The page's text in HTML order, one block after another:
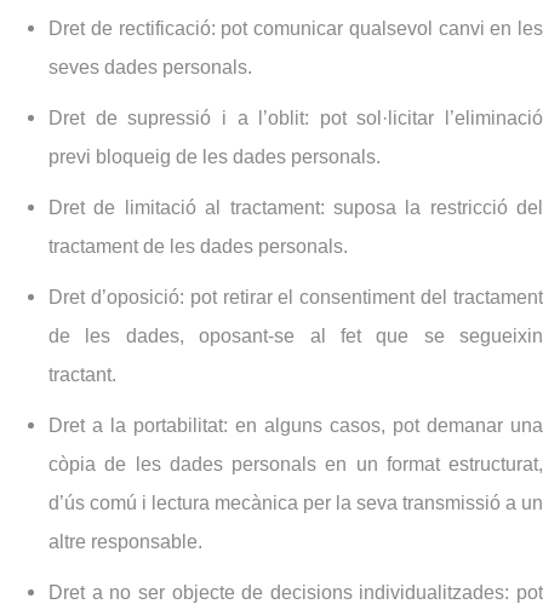
Dret de rectificació: pot comunicar qualsevol canvi en les
seves dades personals.
Dret de supressió i a l’oblit: pot sol·licitar l’eliminació
previ bloqueig de les dades personals.
Dret de limitació al tractament: suposa la restricció del
tractament de les dades personals.
Dret d’oposició: pot retirar el consentiment del tractament
de les dades, oposant-se al fet que se segueixin
tractant.
Dret a la portabilitat: en alguns casos, pot demanar una
còpia de les dades personals en un format estructurat,
d’ús comú i lectura mecànica per la seva transmissió a un
altre responsable.
Dret a no ser objecte de decisions individualitzades: pot